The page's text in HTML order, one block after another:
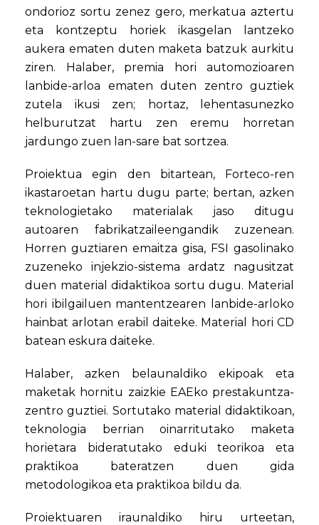
ondorioz sortu zenez gero, merkatua aztertu
eta kontzeptu horiek ikasgelan lantzeko
aukera ematen duten maketa batzuk aurkitu
ziren. Halaber, premia hori automozioaren
lanbide-arloa ematen duten zentro guztiek
zutela ikusi zen; hortaz, lehentasunezko
helburutzat hartu zen eremu horretan
jardungo zuen lan-sare bat sortzea.
Proiektua egin den bitartean, Forteco-ren
ikastaroetan hartu dugu parte; bertan, azken
teknologietako materialak jaso ditugu
autoaren fabrikatzaileengandik zuzenean.
Horren guztiaren emaitza gisa, FSI gasolinako
zuzeneko injekzio-sistema ardatz nagusitzat
duen material didaktikoa sortu dugu. Material
hori ibilgailuen mantentzearen lanbide-arloko
hainbat arlotan erabil daiteke. Material hori CD
batean eskura daiteke.
Halaber, azken belaunaldiko ekipoak eta
maketak hornitu zaizkie EAEko prestakuntza-
zentro guztiei. Sortutako material didaktikoan,
teknologia berrian oinarritutako maketa
horietara bideratutako eduki teorikoa eta
praktikoa bateratzen duen gida
metodologikoa eta praktikoa bildu da.
Proiektuaren iraunaldiko hiru urteetan,